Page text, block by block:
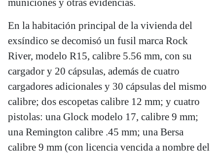
municiones y otras evidencias.
En la habitación principal de la vivienda del
exsíndico se decomisó un fusil marca Rock
River, modelo R15, calibre 5.56 mm, con su
cargador y 20 cápsulas, además de cuatro
cargadores adicionales y 30 cápsulas del mismo
calibre; dos escopetas calibre 12 mm; y cuatro
pistolas: una Glock modelo 17, calibre 9 mm;
una Remington calibre .45 mm; una Bersa
calibre 9 mm (con licencia vencida a nombre del